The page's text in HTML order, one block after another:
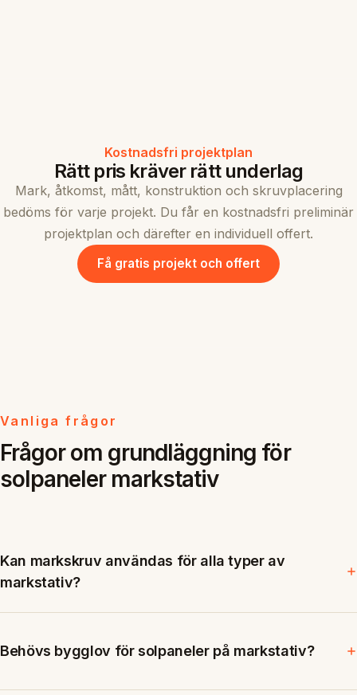
Kostnadsfri projektplan
Rätt pris kräver rätt underlag
Mark, åtkomst, mått, konstruktion och skruvplacering
bedöms för varje projekt. Du får en kostnadsfri preliminär
projektplan och därefter en individuell offert.
Få gratis projekt och offert
Vanliga frågor
Frågor om grundläggning för
solpaneler markstativ
Kan markskruv användas för alla typer av
markstativ?
Behövs bygglov för solpaneler på markstativ?